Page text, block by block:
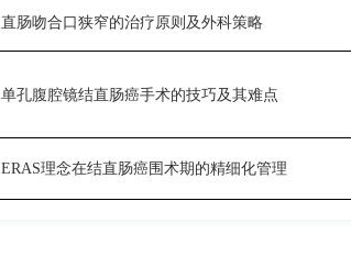
直肠吻合口狭窄的治疗原则及外科策略
单孔腹腔镜结直肠癌手术的技巧及其难点
ERAS理念在结直肠癌围术期的精细化管理